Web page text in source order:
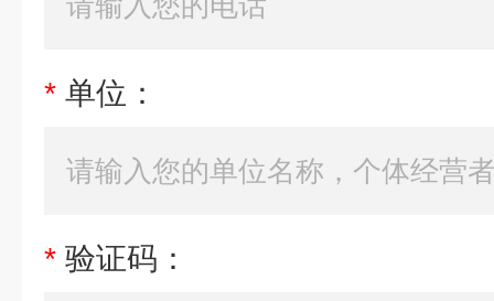
* 单位：
* 验证码：